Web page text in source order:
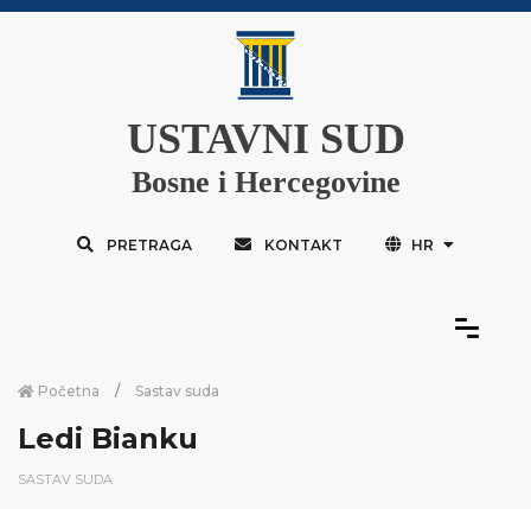
USTAVNI SUD
Bosne i Hercegovine
PRETRAGA KONTAKT HR
Početna Sastav suda
Ledi Bianku
SASTAV SUDA